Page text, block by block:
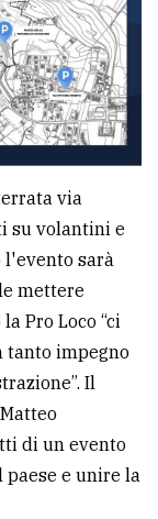
via
su volantini e
l'evento sarà
mettere
Pro Loco “ci
tanto impegno
Il
di un evento
e unire la